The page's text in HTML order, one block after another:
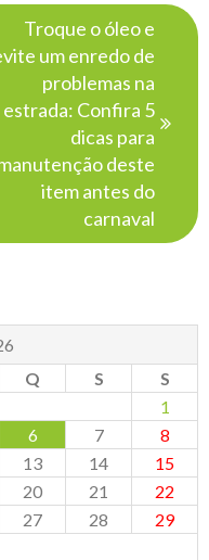
Troque o óleo e
um enredo de
problemas na
estrada: Confira 5
dicas para
deste
item antes do
carnaval
Q S
S
1
6 7
8
13 14
15
20 21
22
27 28
29